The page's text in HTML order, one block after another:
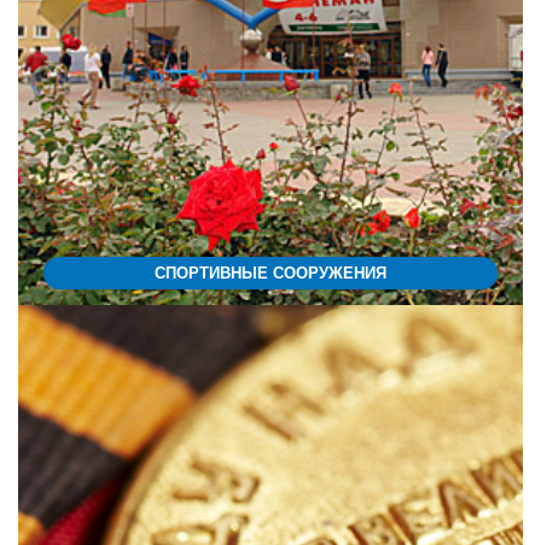
СПОРТИВНЫЕ СООРУЖЕНИЯ